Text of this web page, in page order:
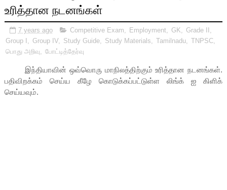
உரித்தான நடனங்கள்
7 years ago Competitive Exam Employment GK Grade II
Group I
Group IV, Study Guide, Study Materials Tamilnadu TNPSC,
பொது அறிவு
போட்டித்தேர்வு
இந்தியாவின் ஒவ்வொரு மாநிலத்திற்கும் உரித்தான நடனங்கள்.
பதிவிறக்கம் செய்ய கீழே கொடுக்கப்பட்டுள்ள லிங்க் ஐ கிளிக்
செய்யவும்.